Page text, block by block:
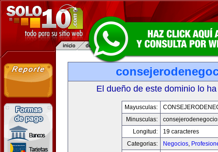
El dueño de este dominio lo
Mayusculas:
Minusculas:
Longitud:
19 caracteres
Categorias:
Negocios,